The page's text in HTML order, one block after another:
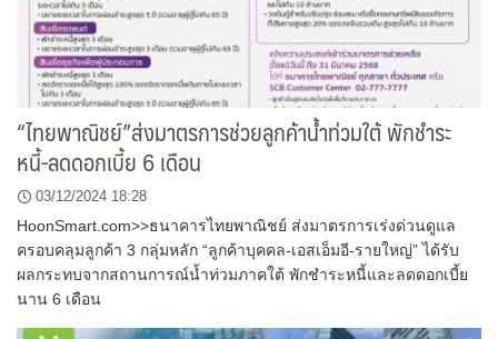
“ไทยพาณิชย์”ส่งมาตรการช่วยลูกค้าน้ำท่วมใต้ พักชำระ
หนี้-ลดดอกเบี้ย 6 เดือน
03/12/2024 18:28
HoonSmart.com>>ธนาคารไทยพาณิชย์ ส่งมาตรการเร่งด่วนดูแล
ครอบคลุมลูกค้า 3 กลุ่มหลัก “ลูกค้าบุคคล-เอสเอ็มอี-รายใหญ่” ได้รับ
ผลกระทบจากสถานการณ์น้ำท่วมภาคใต้ พักชำระหนี้และลดดอกเบี้ย
นาน 6 เดือน